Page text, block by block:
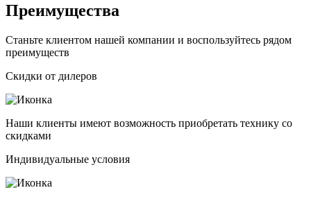
Преимущества
Станьте клиентом нашей компании и воспользуйтесь рядом
преимуществ
Скидки от дилеров
Наши клиенты имеют возможность приобретать технику со
скидками
Индивидуальные условия